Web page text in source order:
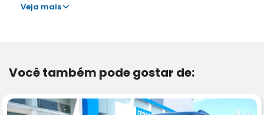
Veja mais
Você também pode gostar de: